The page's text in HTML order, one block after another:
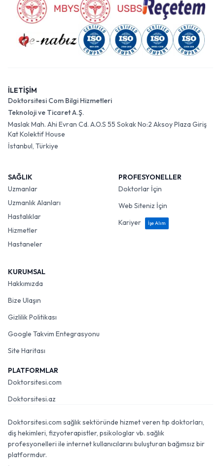
İLETİŞİM
Doktorsitesi Com Bilgi Hizmetleri
Teknoloji ve Ticaret A.Ş.
Maslak Mah. Ahi Evran Cd. A.O.S 55 Sokak No:2 Aksoy Plaza Giriş
Kat Kolektif House
İstanbul, Türkiye
SAĞLIK
Uzmanlar
Uzmanlık Alanları
Hastalıklar
Hizmetler
Hastaneler
PROFESYONELLER
Doktorlar İçin
Web Siteniz İçin
Kariyer
İşe Alım
KURUMSAL
Hakkımızda
Bize Ulaşın
Gizlilik Politikası
Google Takvim Entegrasyonu
Site Haritası
PLATFORMLAR
Doktorsitesi.com
Doktorsitesi.az
Doktorsitesi.com sağlık sektöründe hizmet veren tıp doktorları,
diş hekimleri, fizyoterapistler, psikologlar vb. sağlık
profesyonelleri ile internet kullanıcılarını buluşturan bağımsız bir
platformdur.